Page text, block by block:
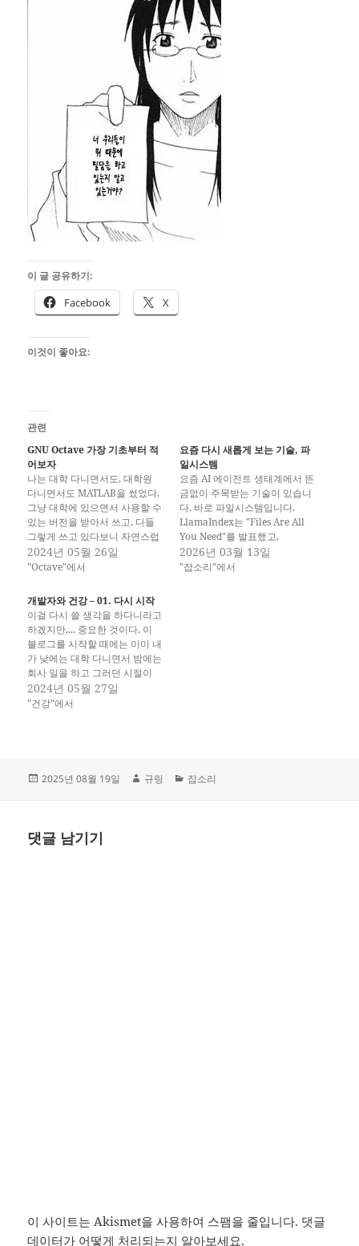
이 글 공유하기:
Facebook X
이것이 좋아요:
관련
GNU Octave 가장 기초부터 적
어보자
나는 대학 다니면서도, 대학원
다니면서도 MATLAB을 썼었다.
그냥 대학에 있으면서 사용할 수
있는 버전을 받아서 쓰고, 다들
그렇게 쓰고 있다보니 자연스럽
게 MATLAB을 쓰고 있을 것이
다. 그리고 그렇게 이용된 수치
고... 근데, 사회 나가거나 그러면
저거 참 쓰기 힘들다. 라이센스
문제나 가격이나 뭐 여러모로...
사줄 수 있는…
2024년 05월 26일
"Octave"에서
요즘 다시 새롭게 보는 기술, 파
일시스템
요즘 AI 에이전트 생태계에서 뜬
금없이 주목받는 기술이 있습니
다. 바로 파일시스템입니다.
LlamaIndex는 "Files Are All
You Need"를 발표했고,
LangChain은 에이전트가 파일
시스템을 컨텍스트 엔지니어링
2026년 03월 13일
"잡소리"에서
개발자와 건강 – 01. 다시 시작
이걸 다시 쓸 생각을 하다니라고
하겠지만.... 중요한 것이다. 이
블로그를 시작할 때에는 이미 내
가 낮에는 대학 다니면서 밤에는
회사 일을 하고 그러던 시절이
다. 잠은 뭐 거의 안자거나 수업
중에 좀 졸... 지도 못했네. 수업
연구실에 작업장…
2024년 05월 27일
"건강"에서
작
2025년 08월 19일
글
규링
카
잡소리
댓글 남기기
이 사이트는 Akismet을 사용하여 스팸을 줄입니다. 댓글
데이터가 어떻게 처리되는지 알아보세요.